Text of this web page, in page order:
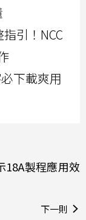
引！NCC
下載爽用
製程應用效
下一則